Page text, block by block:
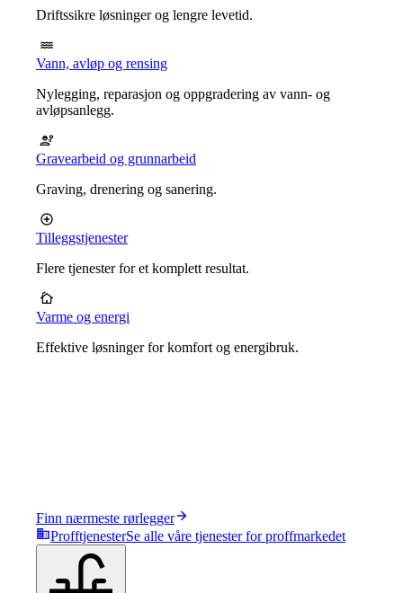
Driftssikre løsninger og lengre levetid.
Vann, avløp og rensing
Nylegging, reparasjon og oppgradering av vann- og
avløpsanlegg.
Gravearbeid og grunnarbeid
Graving, drenering og sanering.
Tilleggstjenester
Flere tjenester for et komplett resultat.
Varme og energi
Effektive løsninger for komfort og energibruk.
Finn nærmeste rørlegger
ProfftjenesterSe alle våre tjenester for proffmarkedet